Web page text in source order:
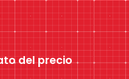
del precio